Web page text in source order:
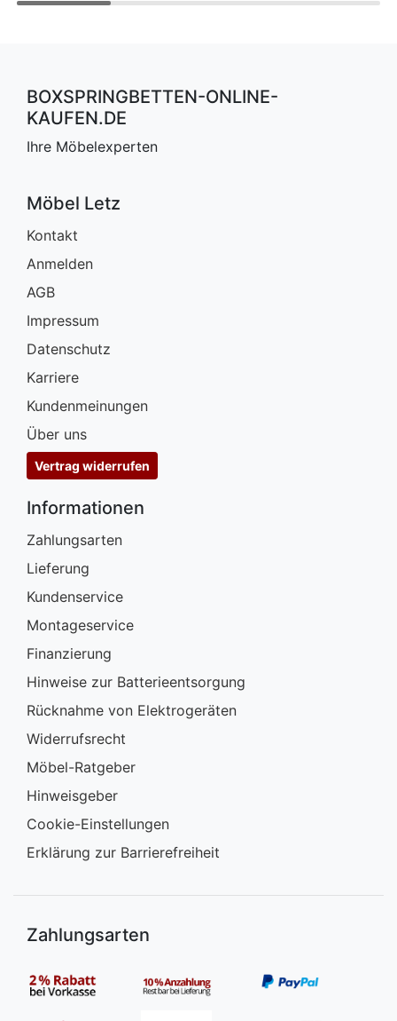
BOXSPRINGBETTEN-ONLINE-
KAUFEN.DE
Ihre Möbelexperten
Möbel Letz
Kontakt
Anmelden
AGB
Impressum
Datenschutz
Karriere
Kundenmeinungen
Über uns
Vertrag widerrufen
Informationen
Zahlungsarten
Lieferung
Kundenservice
Montageservice
Finanzierung
Hinweise zur Batterieentsorgung
Rücknahme von Elektrogeräten
Widerrufsrecht
Möbel-Ratgeber
Hinweisgeber
Cookie-Einstellungen
Erklärung zur Barrierefreiheit
Zahlungsarten